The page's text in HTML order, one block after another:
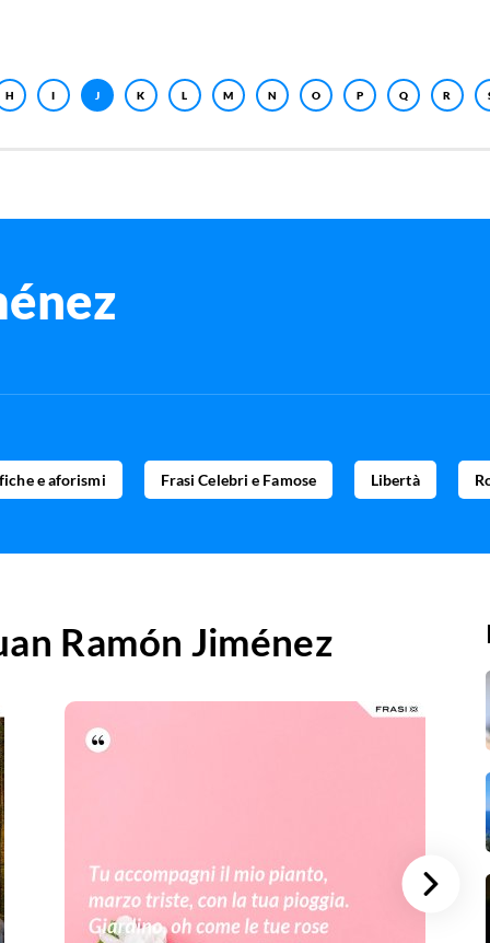
H I J K L M N O P Q R
e aforismi Frasi Celebri e Famose Libertà
Ramón Jiménez